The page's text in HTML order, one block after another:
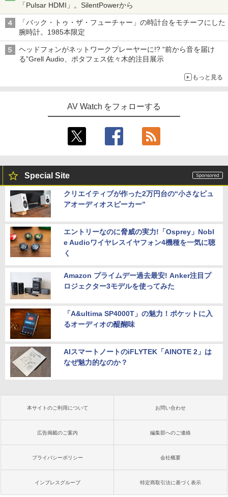
「Pulsar HDMI」。SilentPowerから
「バック・トゥ・ザ・フューチャー」の時計台をモチーフにした
腕時計。1985本限定
ヘッドフォンがネットワークプレーヤーに!? “前から音を届け
る”Grell Audio、ポタフェス佐々木的注目展示
もっと見る
AV Watch をフォローする
Special Site
クリエイティブが作った2万円台の“小さなピュ
アオーディオスピーカー”
エントリーなのに脅威の実力!「Osprey」Nobl
e Audioワイヤレスイヤフォン4機種を一気に聴
く
Amazon プライムデー過去最安! Anker注目プ
ロジェクター3モデルを使ってみた
「A&ultima SP4000T」の魅力！ポケットに入
るオーディオの醍醐味
AIスマートノートのiFLYTEK「AINOTE 2」は
なぜ魅力的なのか？
本サイトのご利用について お問い合わせ
広告掲載のご案内 編集部へのご連絡
プライバシーポリシー 会社概要
インプレスグループ 特定商取引法に基づく表示